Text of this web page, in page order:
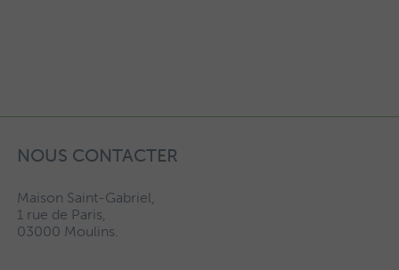
NOUS CONTACTER
Maison Saint-Gabriel,
1 rue de Paris,
03000 Moulins.